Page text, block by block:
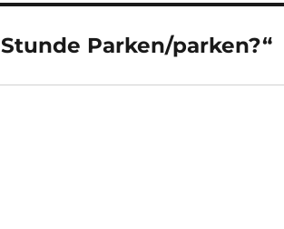
Parken/parken?“